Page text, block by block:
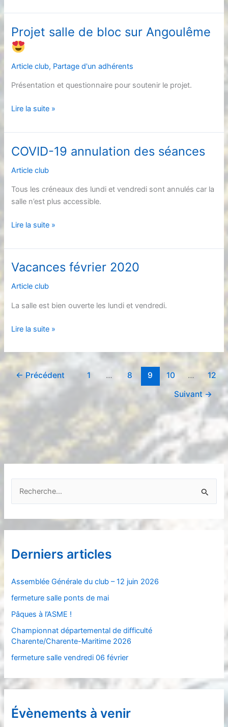
un
noeud
de
huit
pour
?
Projet salle de bloc sur Angoulême
Article club, Partage d'un adhérents
Présentation et questionnaire pour soutenir le projet.
Projet
de
bloc
sur
Angoulême
Lire la suite »
COVID-19 annulation des séances
Article club
Tous les créneaux des lundi et vendredi sont annulés car la
salle n’est plus accessible.
COVID-
annulation
des
séances
Lire la suite »
Vacances février 2020
Article club
La salle est bien ouverte les lundi et vendredi.
Vacances
2020
Lire la suite »
← Précédent 1 … 8 9 10 …
12
Suivant→
h
r
e
r
Derniers articles
Assemblée Générale du club – 12 juin 2026
fermeture salle ponts de mai
Pâques à l’ASME !
Championnat départemental de difficulté
Charente/Charente-Maritime 2026
fermeture salle vendredi 06 février
Évènements à venir